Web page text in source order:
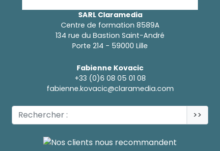
SARL Claramedia
Centre de formation 8589A
134 rue du Bastion Saint-André
Porte 214 - 59000 Lille
Fabienne Kovacic
+33 (0)6 08 05 01 08
fabienne.kovacic@claramedia.com
>>